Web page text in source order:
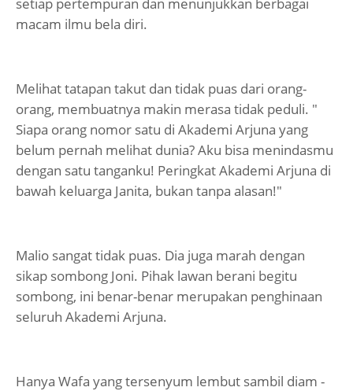
macam ilmu bela diri.
Melihat tatapan takut dan tidak puas dari orang-
orang, membuatnya makin merasa tidak peduli. "
Siapa orang nomor satu di Akademi Arjuna yang
belum pernah melihat dunia? Aku bisa menindasmu
dengan satu tanganku! Peringkat Akademi Arjuna di
bawah keluarga Janita, bukan tanpa alasan!"
Malio sangat tidak puas. Dia juga marah dengan
sikap sombong Joni. Pihak lawan berani begitu
sombong, ini benar-benar merupakan penghinaan
seluruh Akademi Arjuna.
Hanya Wafa yang tersenyum lembut sambil diam -